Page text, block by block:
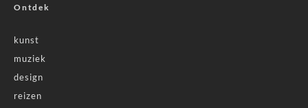
Ontdek
kunst
muziek
design
reizen